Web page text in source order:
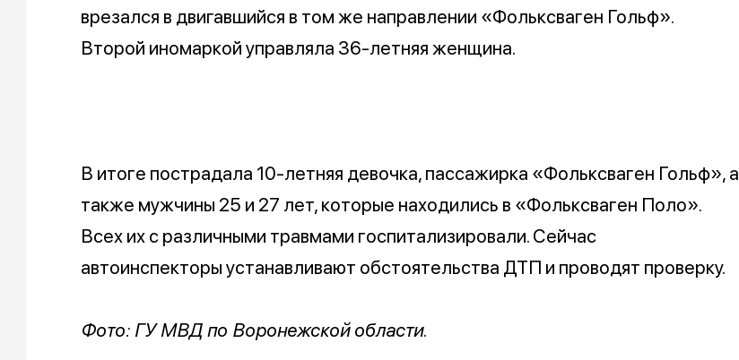
врезался в двигавшийся в том же направлении «Фольксваген Гольф».
Второй иномаркой управляла 36-летняя женщина.
В итоге пострадала 10-летняя девочка, пассажирка «Фольксваген Гольф», а
также мужчины 25 и 27 лет, которые находились в «Фольксваген Поло».
Всех их с различными травмами госпитализировали. Сейчас
автоинспекторы устанавливают обстоятельства ДТП и проводят проверку.
Фото: ГУ МВД по Воронежской области.